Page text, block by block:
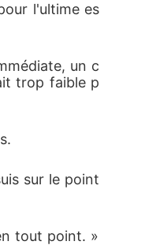
l'ultime es
un c
trop faible p
sur le point
tout point. »